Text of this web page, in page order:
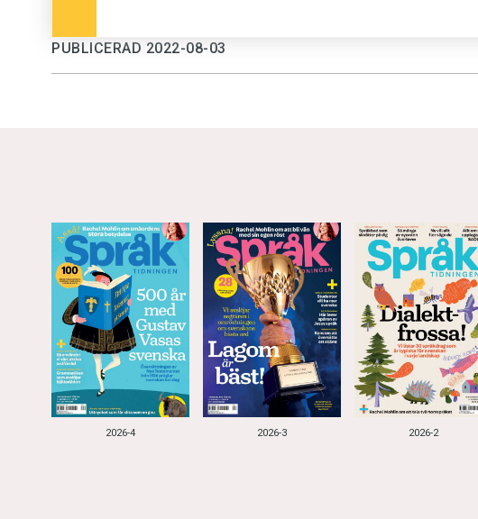
PUBLICERAD 2022-08-03
2026-4 2026-3 2026-2